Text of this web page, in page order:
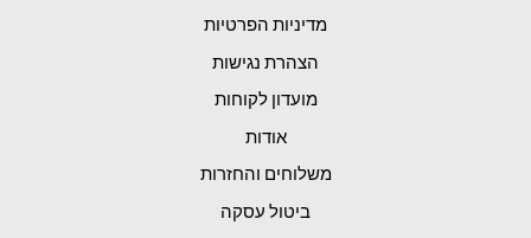
מדיניות הפרטיות
הצהרת נגישות
מועדון לקוחות
אודות
משלוחים והחזרות
ביטול עסקה